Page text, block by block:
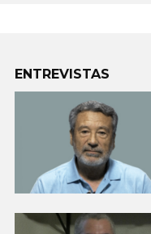
ENTREVISTAS